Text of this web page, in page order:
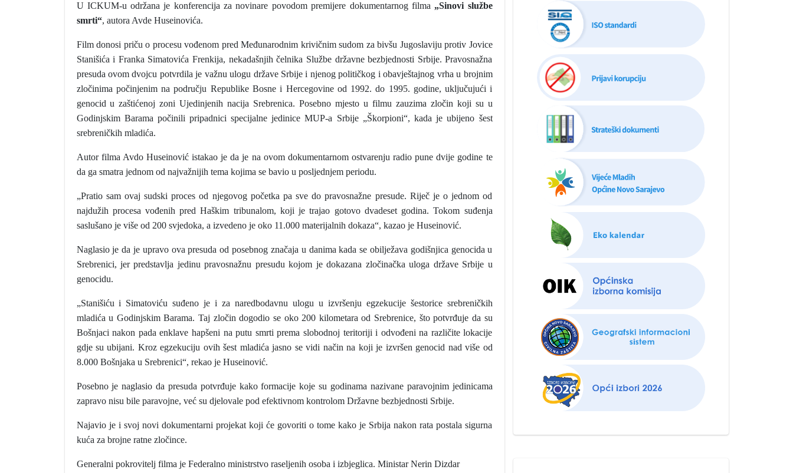
U ICKUM-u održana je konferencija za novinare povodom premijere dokumentarnog filma „Sinovi službe
smrti“, autora Avde Huseinovića.
Film donosi priču o procesu vođenom pred Međunarodnim krivičnim sudom za bivšu Jugoslaviju protiv Jovice
Stanišića i Franka Simatovića Frenkija, nekadašnjih čelnika Službe državne bezbjednosti Srbije. Pravosnažna
presuda ovom dvojcu potvrdila je važnu ulogu države Srbije i njenog političkog i obavještajnog vrha u brojnim
zločinima počinjenim na području Republike Bosne i Hercegovine od 1992. do 1995. godine, uključujući i
genocid u zaštićenoj zoni Ujedinjenih nacija Srebrenica. Posebno mjesto u filmu zauzima zločin koji su u
Godinjskim Barama počinili pripadnici specijalne jedinice MUP-a Srbije „Škorpioni“, kada je ubijeno šest
srebreničkih mladića.
Autor filma Avdo Huseinović istakao je da je na ovom dokumentarnom ostvarenju radio pune dvije godine te
da ga smatra jednom od najvažnijih tema kojima se bavio u posljednjem periodu.
„Pratio sam ovaj sudski proces od njegovog početka pa sve do pravosnažne presude. Riječ je o jednom od
najdužih procesa vođenih pred Haškim tribunalom, koji je trajao gotovo dvadeset godina. Tokom suđenja
saslušano je više od 200 svjedoka, a izvedeno je oko 11.000 materijalnih dokaza“, kazao je Huseinović.
Naglasio je da je upravo ova presuda od posebnog značaja u danima kada se obilježava godišnjica genocida u
Srebrenici, jer predstavlja jedinu pravosnažnu presudu kojom je dokazana zločinačka uloga države Srbije u
genocidu.
„Stanišiću i Simatoviću suđeno je i za naredbodavnu ulogu u izvršenju egzekucije šestorice srebreničkih
mladića u Godinjskim Barama. Taj zločin dogodio se oko 200 kilometara od Srebrenice, što potvrđuje da su
Bošnjaci nakon pada enklave hapšeni na putu smrti prema slobodnoj teritoriji i odvođeni na različite lokacije
gdje su ubijani. Kroz egzekuciju ovih šest mladića jasno se vidi način na koji je izvršen genocid nad više od
8.000 Bošnjaka u Srebrenici“, rekao je Huseinović.
Posebno je naglasio da presuda potvrđuje kako formacije koje su godinama nazivane paravojnim jedinicama
zapravo nisu bile paravojne, već su djelovale pod efektivnom kontrolom Državne bezbjednosti Srbije.
Najavio je i svoj novi dokumentarni projekat koji će govoriti o tome kako je Srbija nakon rata postala sigurna
kuća za brojne ratne zločince.
Generalni pokrovitelj filma je Federalno ministrstvo raseljenih osoba i izbjeglica. Ministar Nerin Dizdar